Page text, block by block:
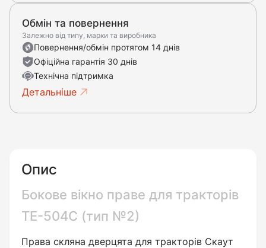
Обмін та повернення
Залежно від типу, марки та виробника
Повернення/обмін протягом 14 днів
Офіційна гарантія 30 днів
Технічна підтримка
Детальніше
Опис
Бокове вікно праве для тракторів
ТЕ-504С (тип №2)
Права скляна дверцята для тракторів Скаут